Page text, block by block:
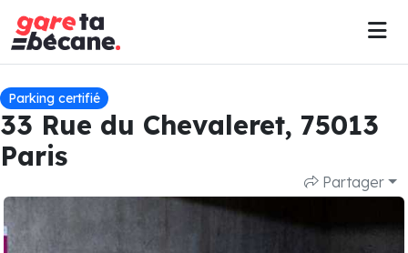
Parking certifié
33 Rue du Chevaleret, 75013
Paris
Partager